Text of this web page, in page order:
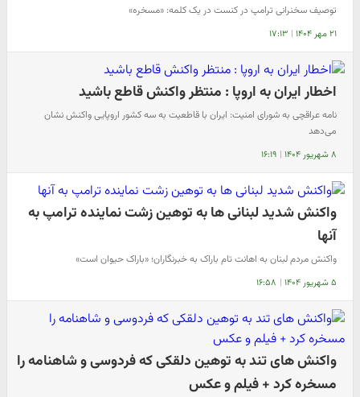
توصیف سخنرانی ترامپ در کنست در یک کلمه: «مسخره»
۲۱ مهر ۱۴۰۴ | ۱۷:۱۳
اخطار ایران به اروپا : منتظر واکنش قاطع باشید
نامه عراقچی به شورای امنیت: ایران با قاطعیت به سه کشور اروپایی واکنش نشان
می‌دهد
۸ شهریور ۱۴۰۴ | ۱۶:۱۹
واکنش شدید لبنانی ها به توهین زشت نماینده ترامپ به
آنها
واکنش مردم لبنان به اهانت تام باراک به خبرنگاران؛ «باراک حیوان است»
۵ شهریور ۱۴۰۴ | ۱۶:۵۸
واکنش های تند به توهین دلقکی که فردوسی و شاهنامه را
مسخره کرد + فیلم و عکس